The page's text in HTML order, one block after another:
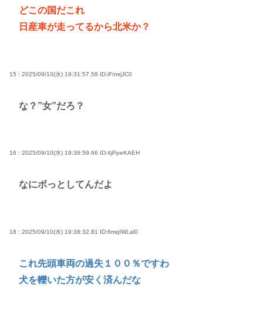
どこの国だこれ
日産車が走ってるから北米か？
15 : 2025/09/10(水) 19:31:57.58 ID:iF/mrjJC0
な？”女”だろ？
16 : 2025/09/10(水) 19:36:59.66 ID:4jPpeKAEH
なにボっとしてんだよ
18 : 2025/09/10(水) 19:38:32.81 ID:6mqIWLal0
これ先頭車両の過失１００％ですわ
犬を轢いた方が安く済んだな